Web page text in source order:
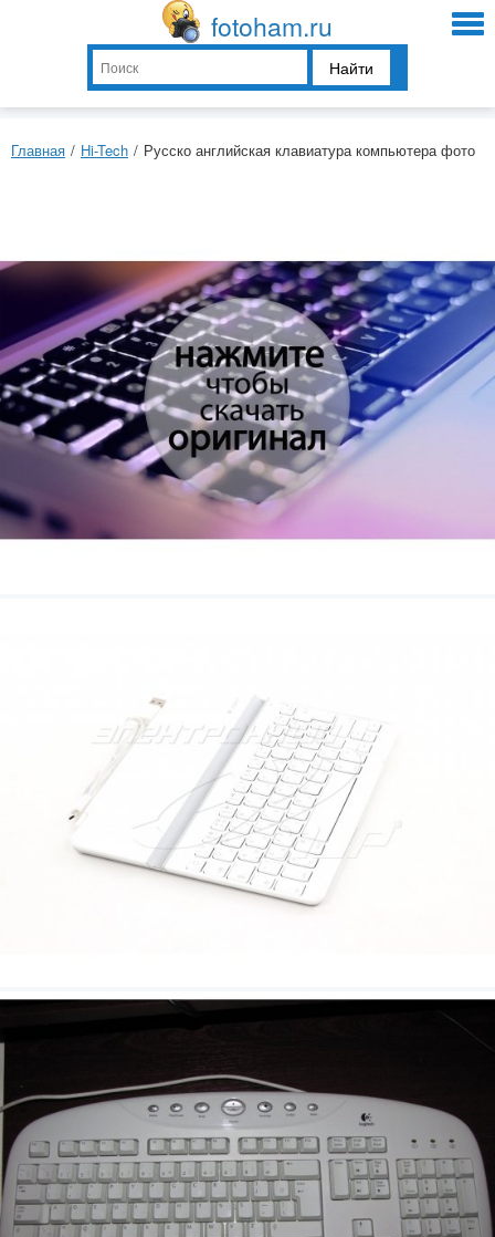
fotoham.ru
Найти
Главная / Hi-Tech / Русско английская клавиатура компьютера фото